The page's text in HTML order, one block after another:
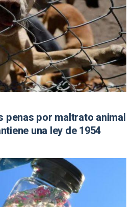
penas por maltrato animal
una ley de 1954